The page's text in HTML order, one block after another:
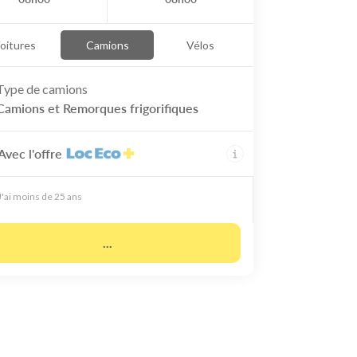
Camions Vélos
decamions
et Remorques frigorifiques
l'offre
moins de 25 ans